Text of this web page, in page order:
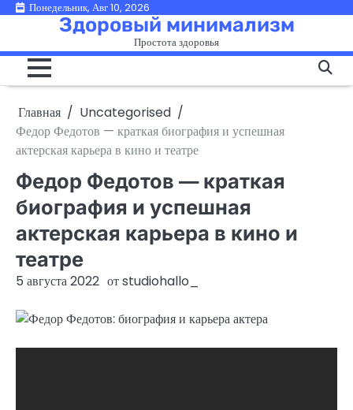
ПерейтиПонедельник, Авг 10, 2026
Здоровый минимализм
Простота здоровья
Главная
Uncategorised
Федор Федотов — краткая биография и успешная
актерская карьера в кино и театре
Федор Федотов — краткая
биография и успешная
актерская карьера в кино и
театре
5 августа 2022 отstudiohallo_